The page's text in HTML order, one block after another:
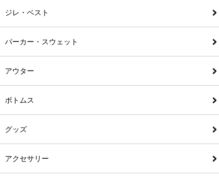
ジレ・ベスト
パーカー・スウェット
アウター
ボトムス
グッズ
アクセサリー